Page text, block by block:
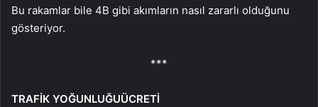
Bu rakamlar bile 4B gibi akımların nasıl zararlı olduğunu
gösteriyor.
***
TRAFİK YOĞUNLUĞUÜCRETİ